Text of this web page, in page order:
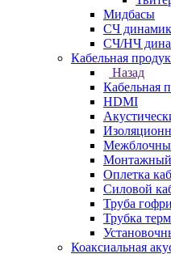
Мидбасы
СЧ
СЧ/НЧ
Кабельная
Назад
Кабельная
HDMI
Монтажный
Оплетка
Силовой
Труба
Трубка
Коаксиальная